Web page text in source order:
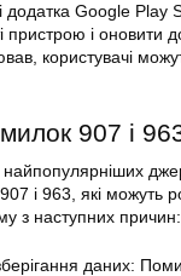
додатка Google Play
пристрою і оновити
користувачі
907 і
і 963, які можуть
з наступних причин:
даних: